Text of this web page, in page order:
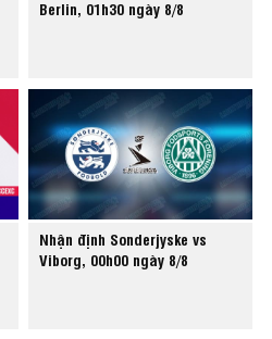
Berlin, 01h30 ngày 8/8
Nhận định Sonderjyske vs
Viborg, 00h00 ngày 8/8